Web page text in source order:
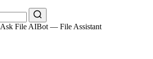
Ask File AIBot — File Assistant ️